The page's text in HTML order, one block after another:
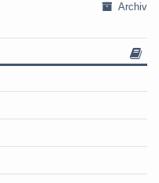
Archiv